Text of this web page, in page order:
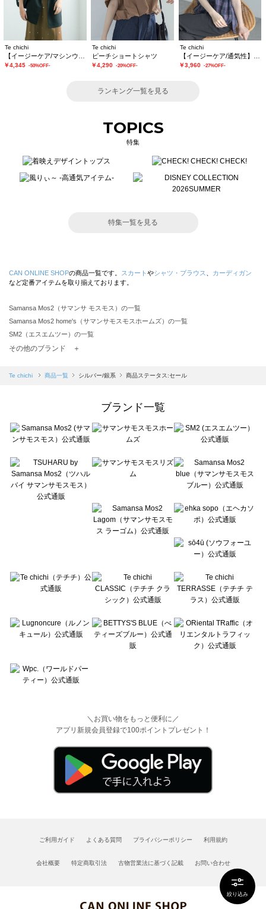
絞り込み
Te chichi
￥4,345 -50%OFF-
Te chichi
ピーチショートシャツ
￥4,290 -20%OFF-
Te chichi
￥3,960 -27%OFF-
ランキング一覧を見る
TOPICS
特集
特集一覧を見る
CAN ONLINE SHOPの商品一覧です。 スカート やシャツ・ブラウス
カーディガン
など定番アイテムを取り揃えております。
Samansa Mos2（サマンサ モスモス）の一覧
Samansa Mos2 home's（サマンサモスモスホームズ）の一覧
SM2（エスエムツー）の一覧
TSUHARU by Samansa Mos2（ツハルバイサマンサモスモス）の一覧
Samansa Mos2 blue（サマンサモスモス ブルー）の一覧
Te chichi（テチチ）の一覧
Te chichi CLASSIC（テチチ クラシック）の一覧
Lugnoncure（ルノンキュール）の一覧
BETTY'S BLUE（べティーズブルー）の一覧
Wpc.（ワールドパーティー）の一覧
その他のブランド ＋
Te chichi 商品一覧 シルバー/銀系 商品ステータス:セール
ブランド一覧
＼お買い物をもっと便利に／
アプリ新規会員登録で100ポイントプレゼント！
ご利用ガイド よくある質問 プライバシーポリシー 利用規約
会社概要 特定商取引法 古物営業法に基づく記載 お問い合わせ